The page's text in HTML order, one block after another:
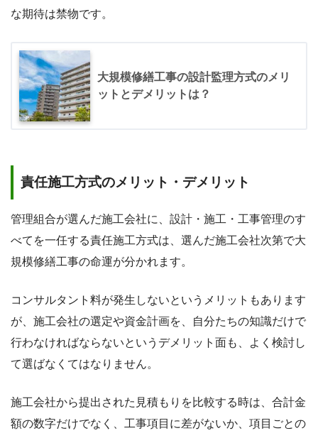
な期待は禁物です。
大規模修繕工事の設計監理方式のメリ
ットとデメリットは？
責任施工方式のメリット・デメリット
管理組合が選んだ施工会社に、設計・施工・工事管理のす
べてを一任する責任施工方式は、選んだ施工会社次第で大
規模修繕工事の命運が分かれます。
コンサルタント料が発生しないというメリットもあります
が、施工会社の選定や資金計画を、自分たちの知識だけで
行わなければならないというデメリット面も、よく検討し
て選ばなくてはなりません。
施工会社から提出された見積もりを比較する時は、合計金
額の数字だけでなく、工事項目に差がないか、項目ごとの